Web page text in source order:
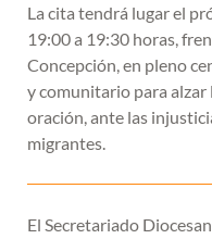
La cita tendrá lugar el
19:00 a 19:30 horas,
Concepción, en pleno
y comunitario para alzar
oración, ante las
migrantes.
El Secretariado